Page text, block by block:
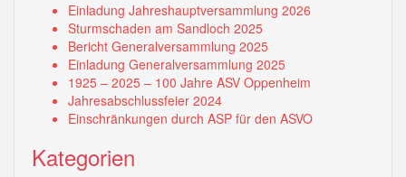
Einladung Jahreshauptversammlung 2026
Sturmschaden am Sandloch 2025
Bericht Generalversammlung 2025
Einladung Generalversammlung 2025
1925 – 2025 – 100 Jahre ASV Oppenheim
Jahresabschlussfeier 2024
Einschränkungen durch ASP für den ASVO
Kategorien